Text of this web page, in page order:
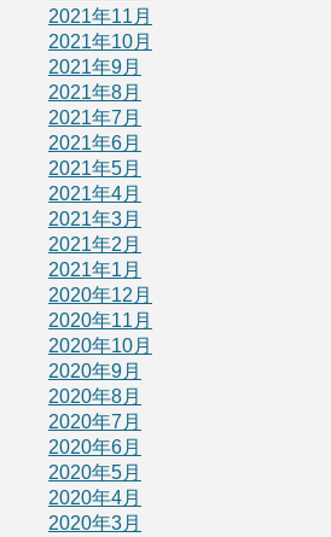
2021年11月
2021年10月
2021年9月
2021年8月
2021年7月
2021年6月
2021年5月
2021年4月
2021年3月
2021年2月
2021年1月
2020年12月
2020年11月
2020年10月
2020年9月
2020年8月
2020年7月
2020年6月
2020年5月
2020年4月
2020年3月